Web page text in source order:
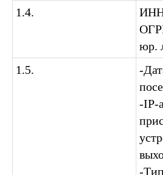
1.4.
юр.
1.5.
-
-IP-
-